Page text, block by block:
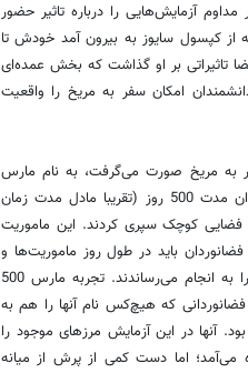
آزمایش‌هایی را درباره تاثیر حضور
از کپسول سایوز به بیرون آمد خودش تا
تاثیراتی بر او گذاشت که بخش عمده‌ای
امکان سفر به مریخ را واقعیت
به مریخ صورت می‌گرفت، به نام مارس
500 در روسیه برگزار شد. در این ماموریت یک گروه بین‌المللی از فضانوردان مدت 500 روز (تقریبا مادل مدت زمان
فضایی کوچک سپری کردند. این ماموریت
باید در طول روز ماموریت‌ها و
کار‌های خود را انجام می‌دادند و حتی هنگام رسیدن به مریخ مراحل فرود را به انجام می‌رساندند. تجربه مارس 500
که هیچ‌کس نام آنها را هم به
آنها در این آزمایش مرز‌های موجود را
می‌آمد؛ اما دست کمی از پرش از میانه